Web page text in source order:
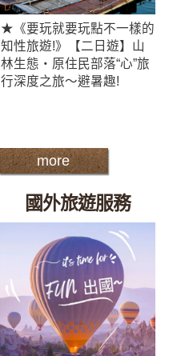
★《要玩就要玩點不一樣的
知性旅遊!》【二日遊】山
林生態‧原住民部落“心”旅
行深度之旅～避暑趣!
more
國外旅遊服務